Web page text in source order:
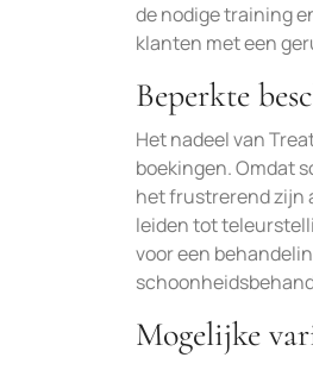
de nodige training
klanten met een
Beperkte
Het nadeel van
boekingen. Omdat
het frustrerend zijn
leiden tot
voor een
Mogelijke